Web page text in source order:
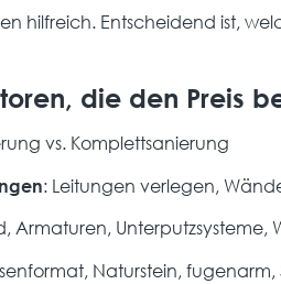
hilfreich. Entscheidend ist,
die den Preis
vs. Komplettsanierung
: Leitungen verlegen,
Armaturen, Unterputzsysteme,
Naturstein,